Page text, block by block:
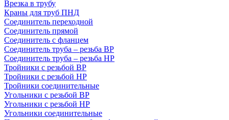
Врезка в трубу
Краны для труб ПНД
Соединитель переходной
Соединитель прямой
Соединитель с фланцем
Соединитель труба – резьба ВР
Соединитель труба – резьба НР
Тройники с резьбой ВР
Тройники с резьбой НР
Тройники соединительные
Угольники с резьбой ВР
Угольники с резьбой НР
Угольники соединительные